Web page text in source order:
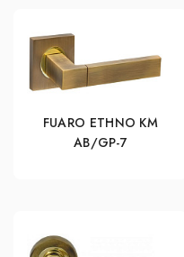
FUARO ETHNO KM
AB/GP-7